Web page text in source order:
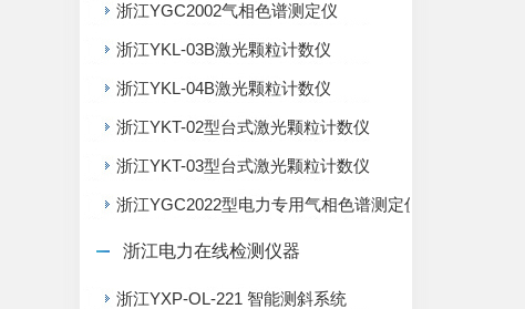
浙江YGC2002气相色谱测定仪
浙江YKL-03B激光颗粒计数仪
浙江YKL-04B激光颗粒计数仪
浙江YKT-02型台式激光颗粒计数仪
浙江YKT-03型台式激光颗粒计数仪
浙江YGC2022型电力专用气相色谱测定仪
浙江电力在线检测仪器
浙江YXP-OL-221 智能测斜系统